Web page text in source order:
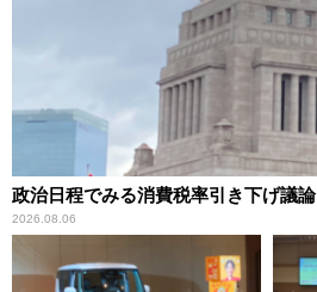
政治日程でみる消費税率引き下げ議論
2026.08.06